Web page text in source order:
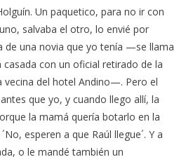
Un paquetico, para no ir con
salvaba el otro, lo envié por
de una novia que yo tenía —se llama
con un oficial retirado de la
vecina del hotel Andino—. Pero el
que yo, y cuando llego allí, la
la mamá quería botarlo en la
esperen a que Raúl llegue´. Y a
o le mandé también un